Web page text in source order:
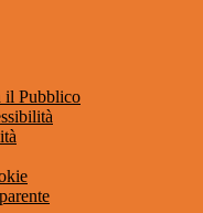
il Pubblico